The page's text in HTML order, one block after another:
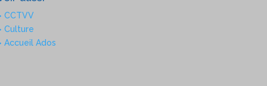
CCTVV
Culture
Accueil Ados